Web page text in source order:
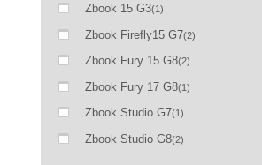
Zbook 15 G3(1)
Zbook Firefly15 G7(2)
Zbook Fury 15 G8(2)
Zbook Fury 17 G8(1)
Zbook Studio G7(1)
Zbook Studio G8(2)